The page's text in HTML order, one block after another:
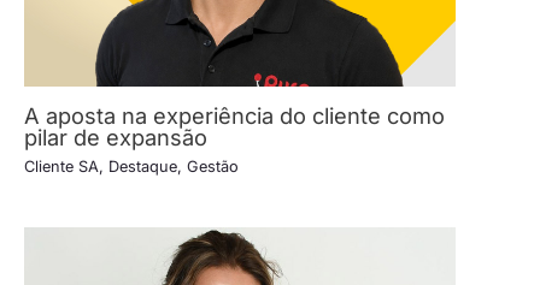
A aposta na experiência do cliente como
pilar de expansão
Cliente SA, Destaque, Gestão